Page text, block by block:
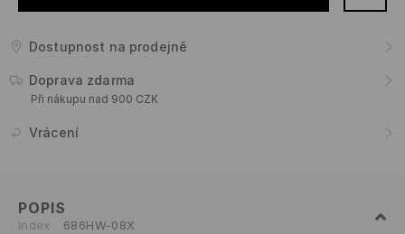
Dostupnost na prodejně
Doprava zdarma
Při nákupu nad 900 CZK
Vrácení
POPIS
Index 686HW-08X